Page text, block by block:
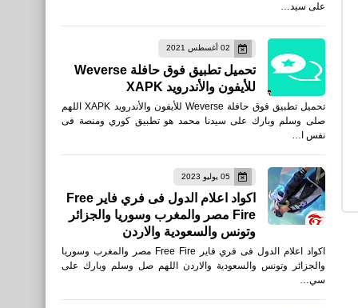
على سيد…
02 أغسطس 2021
تحميل تطبيق فوق حافلة Weverse
للأيفون والأندرويد XAPK
تحميل تطبيق فوق حافلة Weverse للأيفون والأندرويد XAPK اللهم
صلى وسلم وبارك على سيدنا محمد هو تطبيق كوري ومنصة فى
نفس ا…
05 يوليو 2023
اكواد اعلام الدول فى فري فاير Free
Fire مصر والمغرب وسوريا والجزائر
وتونس والسعودية والاردن
اكواد اعلام الدول فى فري فاير Free Fire مصر والمغرب وسوريا
والجزائر وتونس والسعودية والاردن اللهم صل وسلم وبارك على
سي…
تحميل مدير الملفات File
Manager للأندرويد
play.google، APK
العاب
تحميل لعبة الروح القتالية
Invictus: Lost Soul للايفون
والأندرويد APK